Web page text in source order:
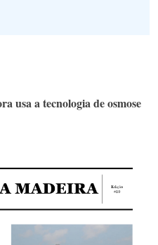
usa a tecnologia de osmose